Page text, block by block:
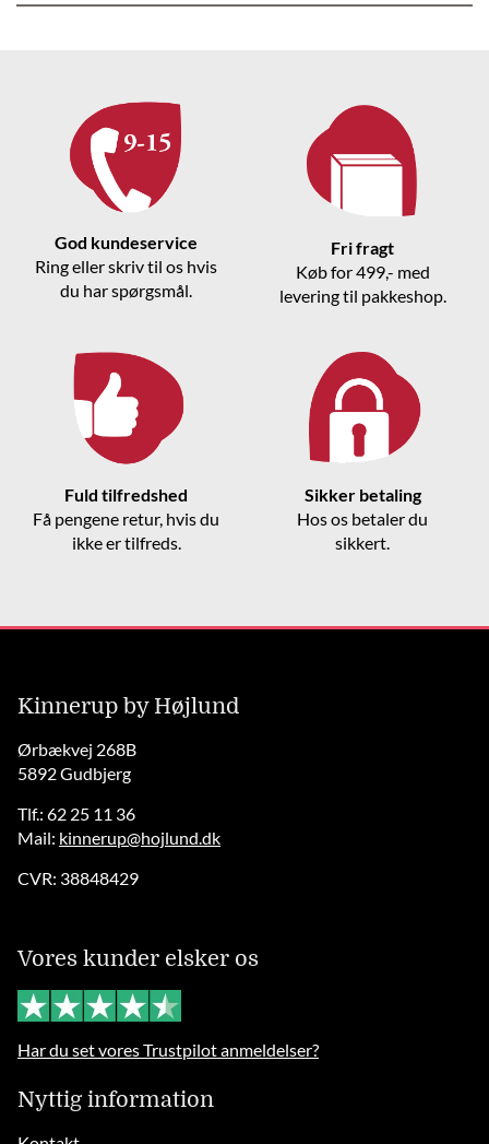
God kundeservice
Ring eller skriv til os hvis
du har spørgsmål.
Fri fragt
Køb for 499,- med
levering til pakkeshop.
Fuld tilfredshed
Få pengene retur, hvis du
ikke er tilfreds.
Sikker betaling
Hos os betaler du
sikkert.
Kinnerup by Højlund
Ørbækvej 268B
5892 Gudbjerg
Tlf.: 62 25 11 36
Mail: kinnerup@hojlund.dk
CVR: 38848429
Vores kunder elsker os
Har du set vores Trustpilot anmeldelser?
Nyttig information